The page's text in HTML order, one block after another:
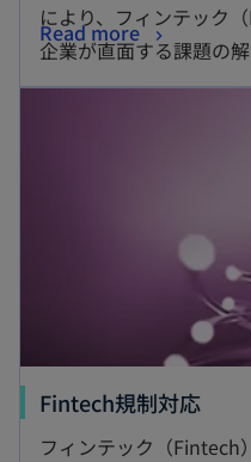
により、フィンテック
企業が直面する課題の解
Read more
Fintech規制対応
フィンテック（Fintech